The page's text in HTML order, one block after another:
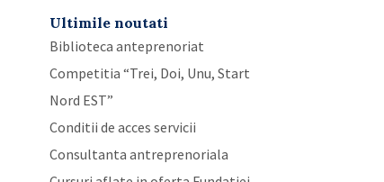
Ultimile noutati
Biblioteca anteprenoriat
Competitia “Trei, Doi, Unu, Start
Nord EST”
Conditii de acces servicii
Consultanta antreprenoriala